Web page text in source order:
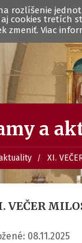
a
XI.
VEČER
08.11.2025
rozlíšenie
cookies tretích
zmeniť. Viac